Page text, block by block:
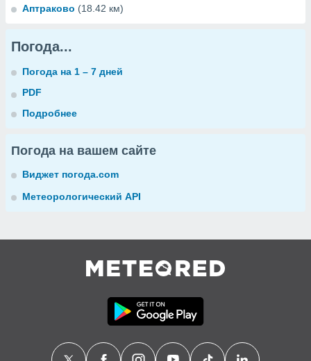
Аптраково (18.42 км)
Погода...
Погода на 1 – 7 дней
PDF
Подробнее
Погода на вашем сайте
Виджет погода.com
Метеорологический API